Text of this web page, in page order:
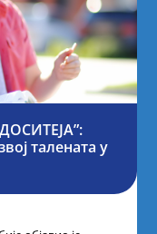
талената у